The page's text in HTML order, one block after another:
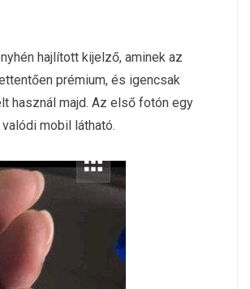
hajlított kijelző, aminek az
prémium, és igencsak
használ majd. Az első fotón egy
mobil látható.